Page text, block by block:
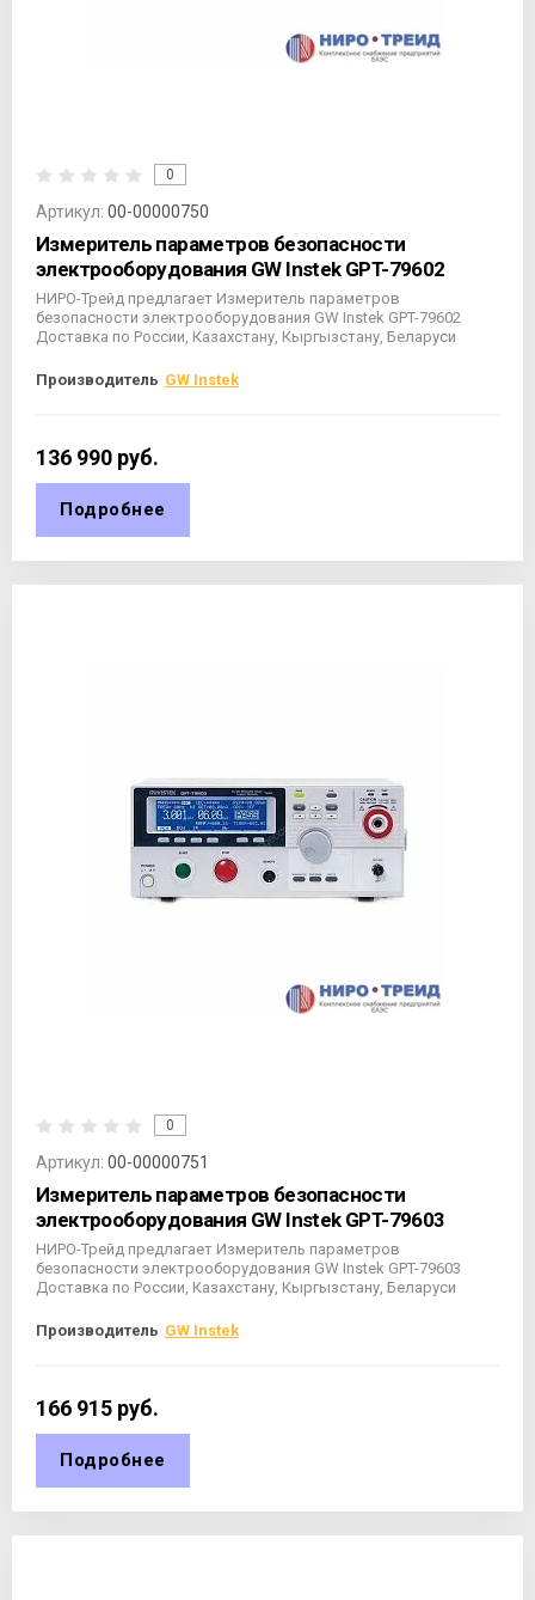
0
Артикул: 00-00000750
Измеритель параметров безопасности
электрооборудования GW Instek GPT-79602
НИРО-Трейд предлагает Измеритель параметров
безопасности электрооборудования GW Instek GPT-79602
Доставка по России, Казахстану, Кыргызстану, Беларуси
Производитель GW Instek
136 990 руб.
Подробнее
0
Артикул: 00-00000751
Измеритель параметров безопасности
электрооборудования GW Instek GPT-79603
НИРО-Трейд предлагает Измеритель параметров
безопасности электрооборудования GW Instek GPT-79603
Доставка по России, Казахстану, Кыргызстану, Беларуси
Производитель GW Instek
166 915 руб.
Подробнее